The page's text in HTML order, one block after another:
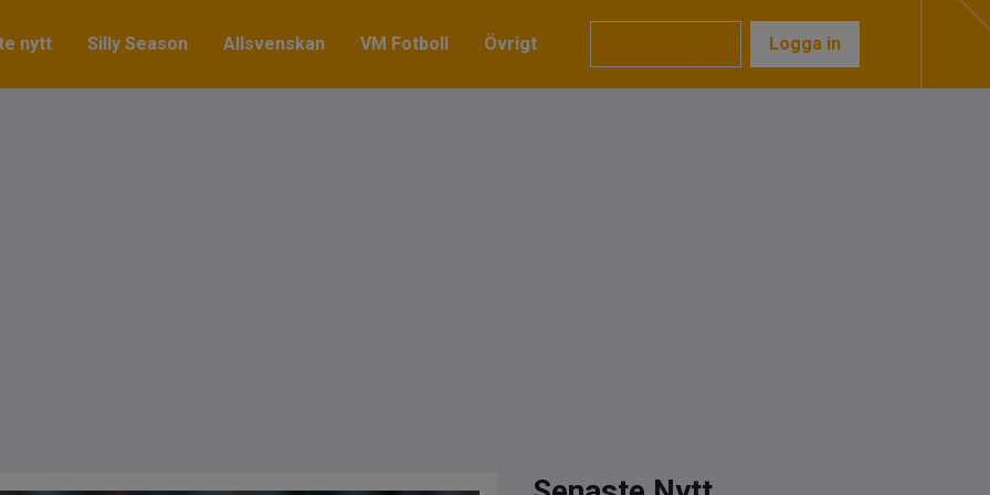
nytt Silly Season Allsvenskan VM Fotboll Övrigt Logga in